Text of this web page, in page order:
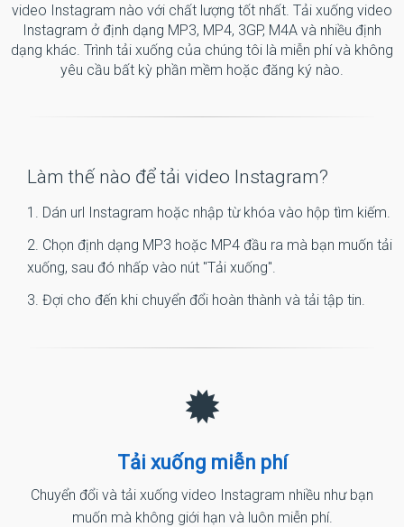
video Instagram nào với chất lượng tốt nhất. Tải xuống video
Instagram ở định dạng MP3, MP4, 3GP, M4A và nhiều định
dạng khác. Trình tải xuống của chúng tôi là miễn phí và không
yêu cầu bất kỳ phần mềm hoặc đăng ký nào.
Làm thế nào để tải video Instagram?
1. Dán url Instagram hoặc nhập từ khóa vào hộp tìm kiếm.
2. Chọn định dạng MP3 hoặc MP4 đầu ra mà bạn muốn tải
xuống, sau đó nhấp vào nút "Tải xuống".
3. Đợi cho đến khi chuyển đổi hoàn thành và tải tập tin.
Tải xuống miễn phí
Chuyển đổi và tải xuống video Instagram nhiều như bạn
muốn mà không giới hạn và luôn miễn phí.